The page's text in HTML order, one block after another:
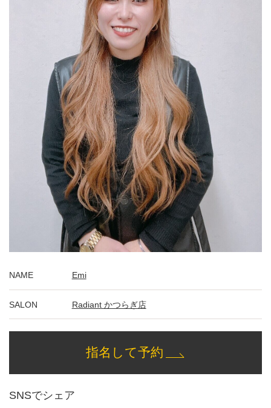
NAME Emi
SALON Radiant かつらぎ店
指名して予約
SNSでシェア